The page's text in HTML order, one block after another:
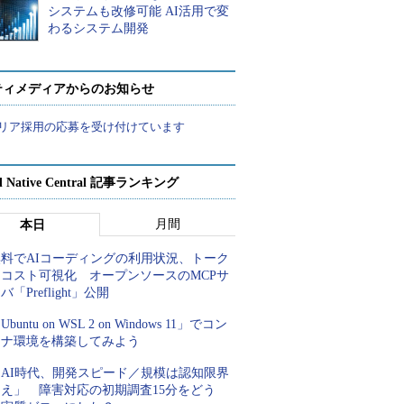
システムも改修可能 AI活用で変
わるシステム開発
メディアからのお知らせ
ア採用の応募を受け付けています
Native Central 記事ランキング
本日 月間
でAIコーディングの利用状況、トーク
スト可視化 オープンソースのMCPサ
「Preflight」公開
on WSL 2 on Windows 11」でコン
環境を構築してみよう
時代、開発スピード／規模は認知限界
」 障害対応の初期調査15分をどう